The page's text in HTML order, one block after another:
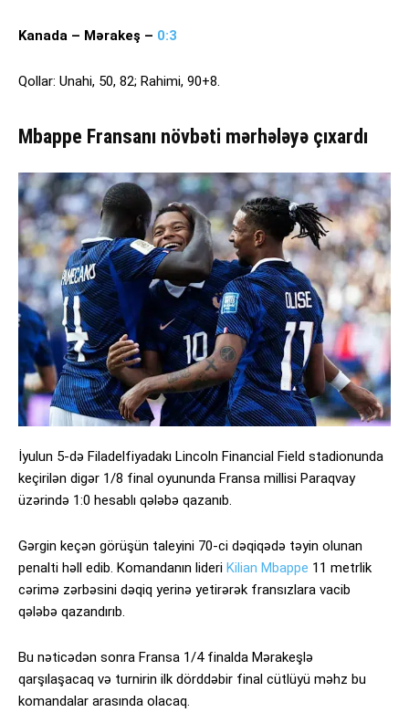
Kanada – Mərakeş – 0:3
Qollar: Unahi, 50, 82; Rahimi, 90+8.
Mbappe Fransanı növbəti mərhələyə çıxardı
İyulun 5-də Filadelfiyadakı Lincoln Financial Field stadionunda
keçirilən digər 1/8 final oyununda Fransa millisi Paraqvay
üzərində 1:0 hesablı qələbə qazanıb.
Gərgin keçən görüşün taleyini 70-ci dəqiqədə təyin olunan
penalti həll edib. Komandanın lideri Kilian Mbappe 11 metrlik
cərimə zərbəsini dəqiq yerinə yetirərək fransızlara vacib
qələbə qazandırıb.
Bu nəticədən sonra Fransa 1/4 finalda Mərakeşlə
qarşılaşacaq və turnirin ilk dörddəbir final cütlüyü məhz bu
komandalar arasında olacaq.